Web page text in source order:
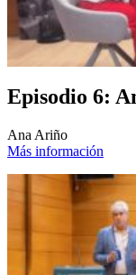
Episodio 6:
Ana Ariño
Más información